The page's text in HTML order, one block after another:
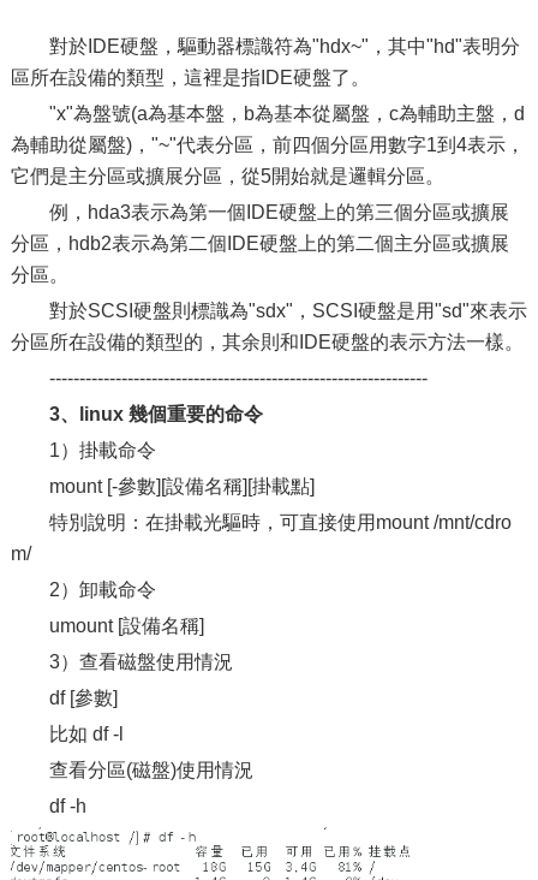
對於IDE硬盤，驅動器標識符為"hdx~"，其中"hd"表明分
區所在設備的類型，這裡是指IDE硬盤了。
"x"為盤號(a為基本盤，b為基本從屬盤，c為輔助主盤，d
為輔助從屬盤)，"~"代表分區，前四個分區用數字1到4表示，
它們是主分區或擴展分區，從5開始就是邏輯分區。
例，hda3表示為第一個IDE硬盤上的第三個分區或擴展
分區，hdb2表示為第二個IDE硬盤上的第二個主分區或擴展
分區。
對於SCSI硬盤則標識為"sdx"，SCSI硬盤是用"sd"來表示
分區所在設備的類型的，其余則和IDE硬盤的表示方法一樣。
---------------------------------------------------------------
3、linux幾個重要的命令
1）掛載命令
mount [-參數][設備名稱][掛載點]
特別說明：在掛載光驅時，可直接使用mount /mnt/cdro
m/
2）卸載命令
umount [設備名稱]
3）查看磁盤使用情況
df [參數]
比如 df -l
查看分區(磁盤)使用情況
df -h